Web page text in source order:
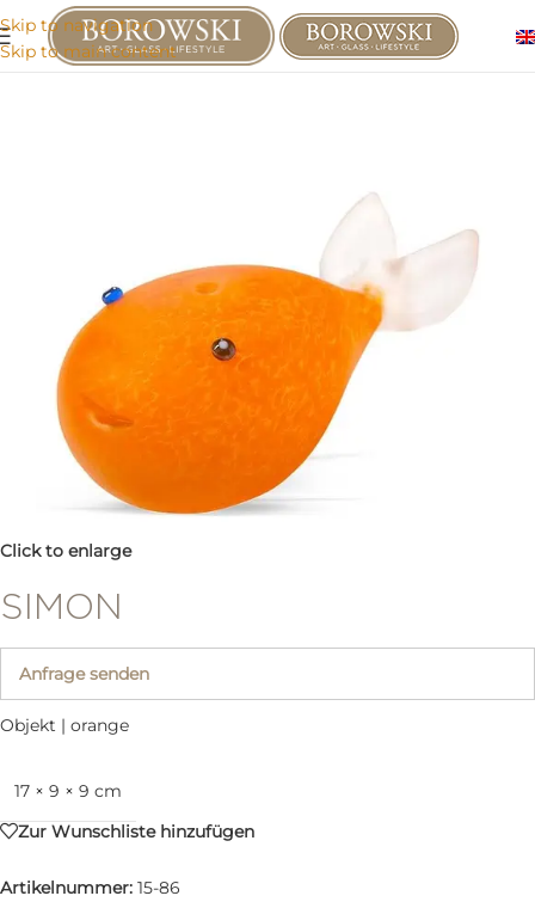
Skip to navigation
Skip to main content
Click to enlarge
SIMON
Anfrage senden
Objekt | orange
17 × 9 × 9 cm
Zur Wunschliste hinzufügen
Artikelnummer: 15-86